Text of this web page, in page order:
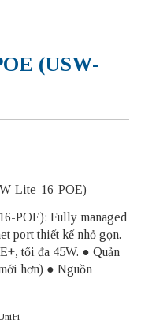
(USW-
Lite-16-POE)
POE): Fully managed
port thiết kế nhỏ gọn.
tối đa 45W. ● Quản
hơn) ● Nguồn